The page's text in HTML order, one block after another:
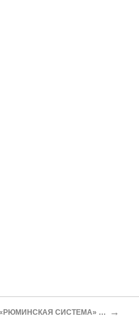
«РЮМИНСКАЯ СИСТЕМА» ДОКАЗАТЕЛЬСТВ. →